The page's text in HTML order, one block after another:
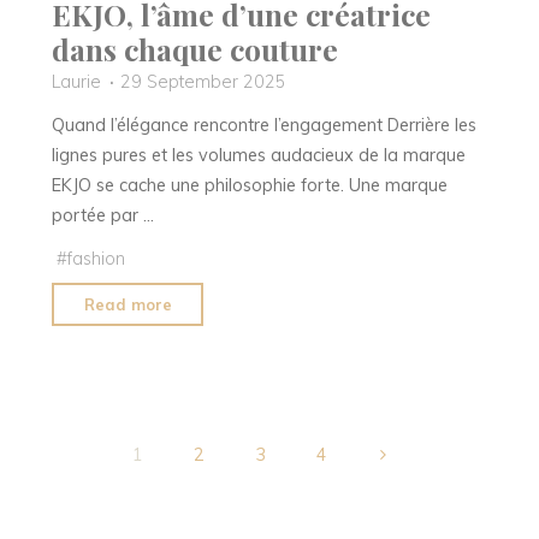
EKJO, l’âme d’une créatrice
dans chaque couture
Laurie
29 September 2025
Quand l’élégance rencontre l’engagement Derrière les
lignes pures et les volumes audacieux de la marque
EKJO se cache une philosophie forte. Une marque
portée par …
#fashion
Read more
l’âme
chaque
1 2 3 4